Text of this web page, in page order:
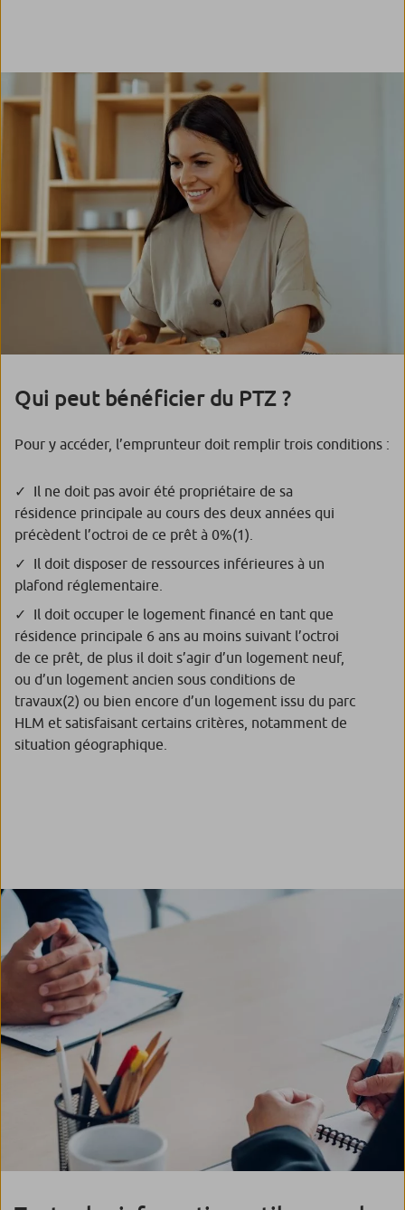
Qui peut bénéficier du PTZ ?
Pour y accéder, l’emprunteur doit remplir trois conditions :
Il ne doit pas avoir été propriétaire de sa
résidence principale au cours des deux années qui
précèdent l’octroi de ce prêt à 0%(1)
Il doit disposer de ressources inférieures à un
plafond réglementaire.
Il doit occuper le logement financé en tant que
résidence principale 6 ans au moins suivant l’octroi
de ce prêt, de plus il doit s’agir d’un logement neuf,
ou d’un logement ancien sous conditions de
travaux(2) ou bien encore d’un logement issu du parc
HLM et satisfaisant certains critères, notamment de
situation géographique.